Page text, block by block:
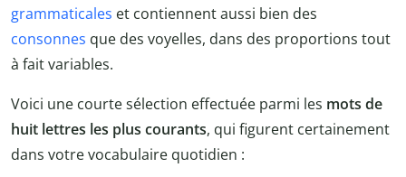
grammaticales et contiennent aussi bien des
consonnes que des voyelles, dans des proportions tout
à fait variables.
Voici une courte sélection effectuée parmi les mots de
huit lettres les plus courants, qui figurent certainement
dans votre vocabulaire quotidien :